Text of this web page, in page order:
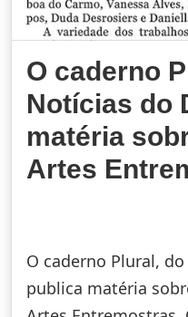
O caderno
Notícias do
matéria
Artes
O caderno Plural,
publica matéria